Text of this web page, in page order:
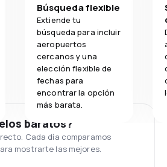
Búsqueda flexible
Extiende tu
búsqueda para incluir
aeropuertos
cercanos y una
elección flexible de
fechas para
encontrar la opción
más barata.
baratos?
Cada día comparamos
mostrarte las mejores.